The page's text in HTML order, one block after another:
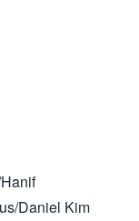
Daniel Kim